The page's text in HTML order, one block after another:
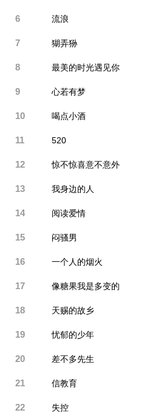
6 流浪
7 猢弄狲
8 最美的时光遇见你
9 心若有梦
10 喝点小酒
11 520
12 惊不惊喜意不意外
13 我身边的人
14 阅读爱情
15 闷骚男
16 一个人的烟火
17 像糖果我是多变的
18 天赐的故乡
19 忧郁的少年
20 差不多先生
21 信教育
22 失控